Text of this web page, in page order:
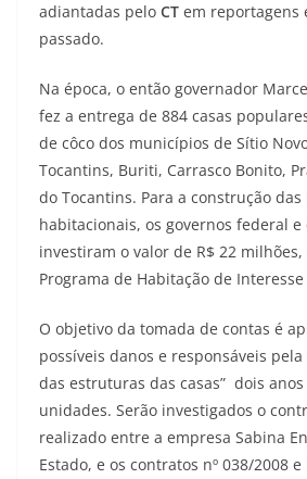
adiantadas pelo CT em reportagens
passado.
Na época, o então governador
fez a entrega de 884 casas
de côco dos municípios de Sítio
Tocantins, Buriti, Carrasco Bonito,
do Tocantins. Para a construção
habitacionais, os governos federal e
investiram o valor de R$ 22
Programa de Habitação de Interesse
O objetivo da tomada de contas é
possíveis danos e responsáveis
das estruturas das casas” dois
unidades. Serão investigados o
realizado entre a empresa Sabina
Estado, e os contratos nº 038/2008 e